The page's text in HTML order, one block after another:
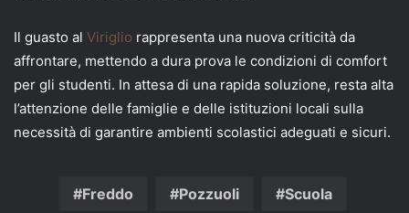
Il guasto al Viriglio rappresenta una nuova criticità da
affrontare, mettendo a dura prova le condizioni di comfort
per gli studenti. In attesa di una rapida soluzione, resta alta
l’attenzione delle famiglie e delle istituzioni locali sulla
necessità di garantire ambienti scolastici adeguati e sicuri.
Freddo Pozzuoli Scuola